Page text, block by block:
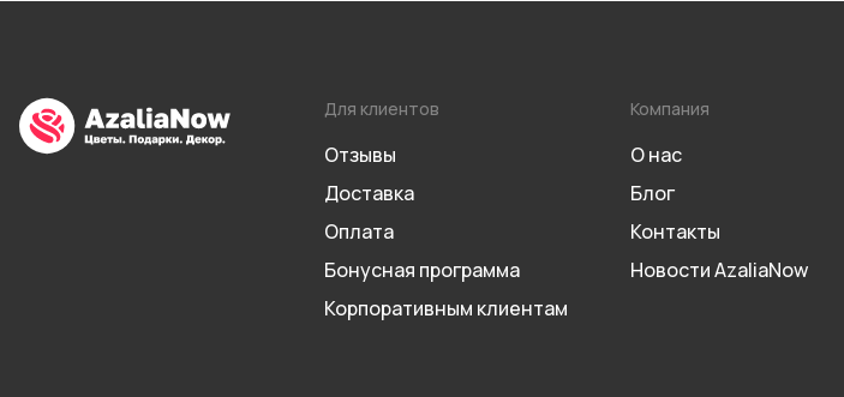
Для клиентов
Отзывы
Доставка
Оплата
Бонусная программа
Корпоративным клиентам
Компания
О нас
Блог
Контакты
Новости AzaliaNow